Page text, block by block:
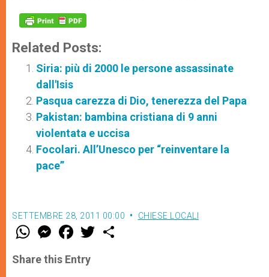
Related Posts:
Siria: più di 2000 le persone assassinate
dall'Isis
Pasqua carezza di Dio, tenerezza del Papa
Pakistan: bambina cristiana di 9 anni
violentata e uccisa
Focolari. All’Unesco per “reinventare la
pace”
SETTEMBRE 28, 2011 00:00 CHIESE LOCALI
W
t
s
M
e
s
e
F
a
e
b
w
Share this Entry